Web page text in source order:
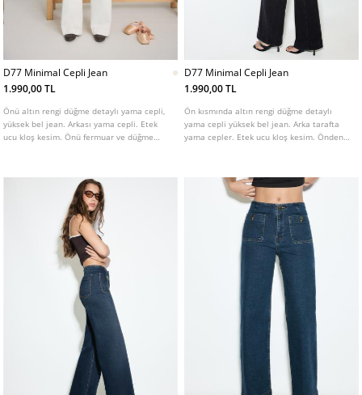
D77 Minimal Cepli Jean
1.990,00 TL
Önü altın rengi düğme detaylı yama cepli,
yüksek bel jean. Arkası yama cepli. Etek
ucu kloş kesim. Önü fermuar ve düğme
D77 Minimal Cepli Jean
1.990,00 TL
Ön kısmında altın rengi düğme detaylı
yama cepli yüksek bel jean. Arka tarafta
yama cepler. Etek ucu kloş kesim. Önden